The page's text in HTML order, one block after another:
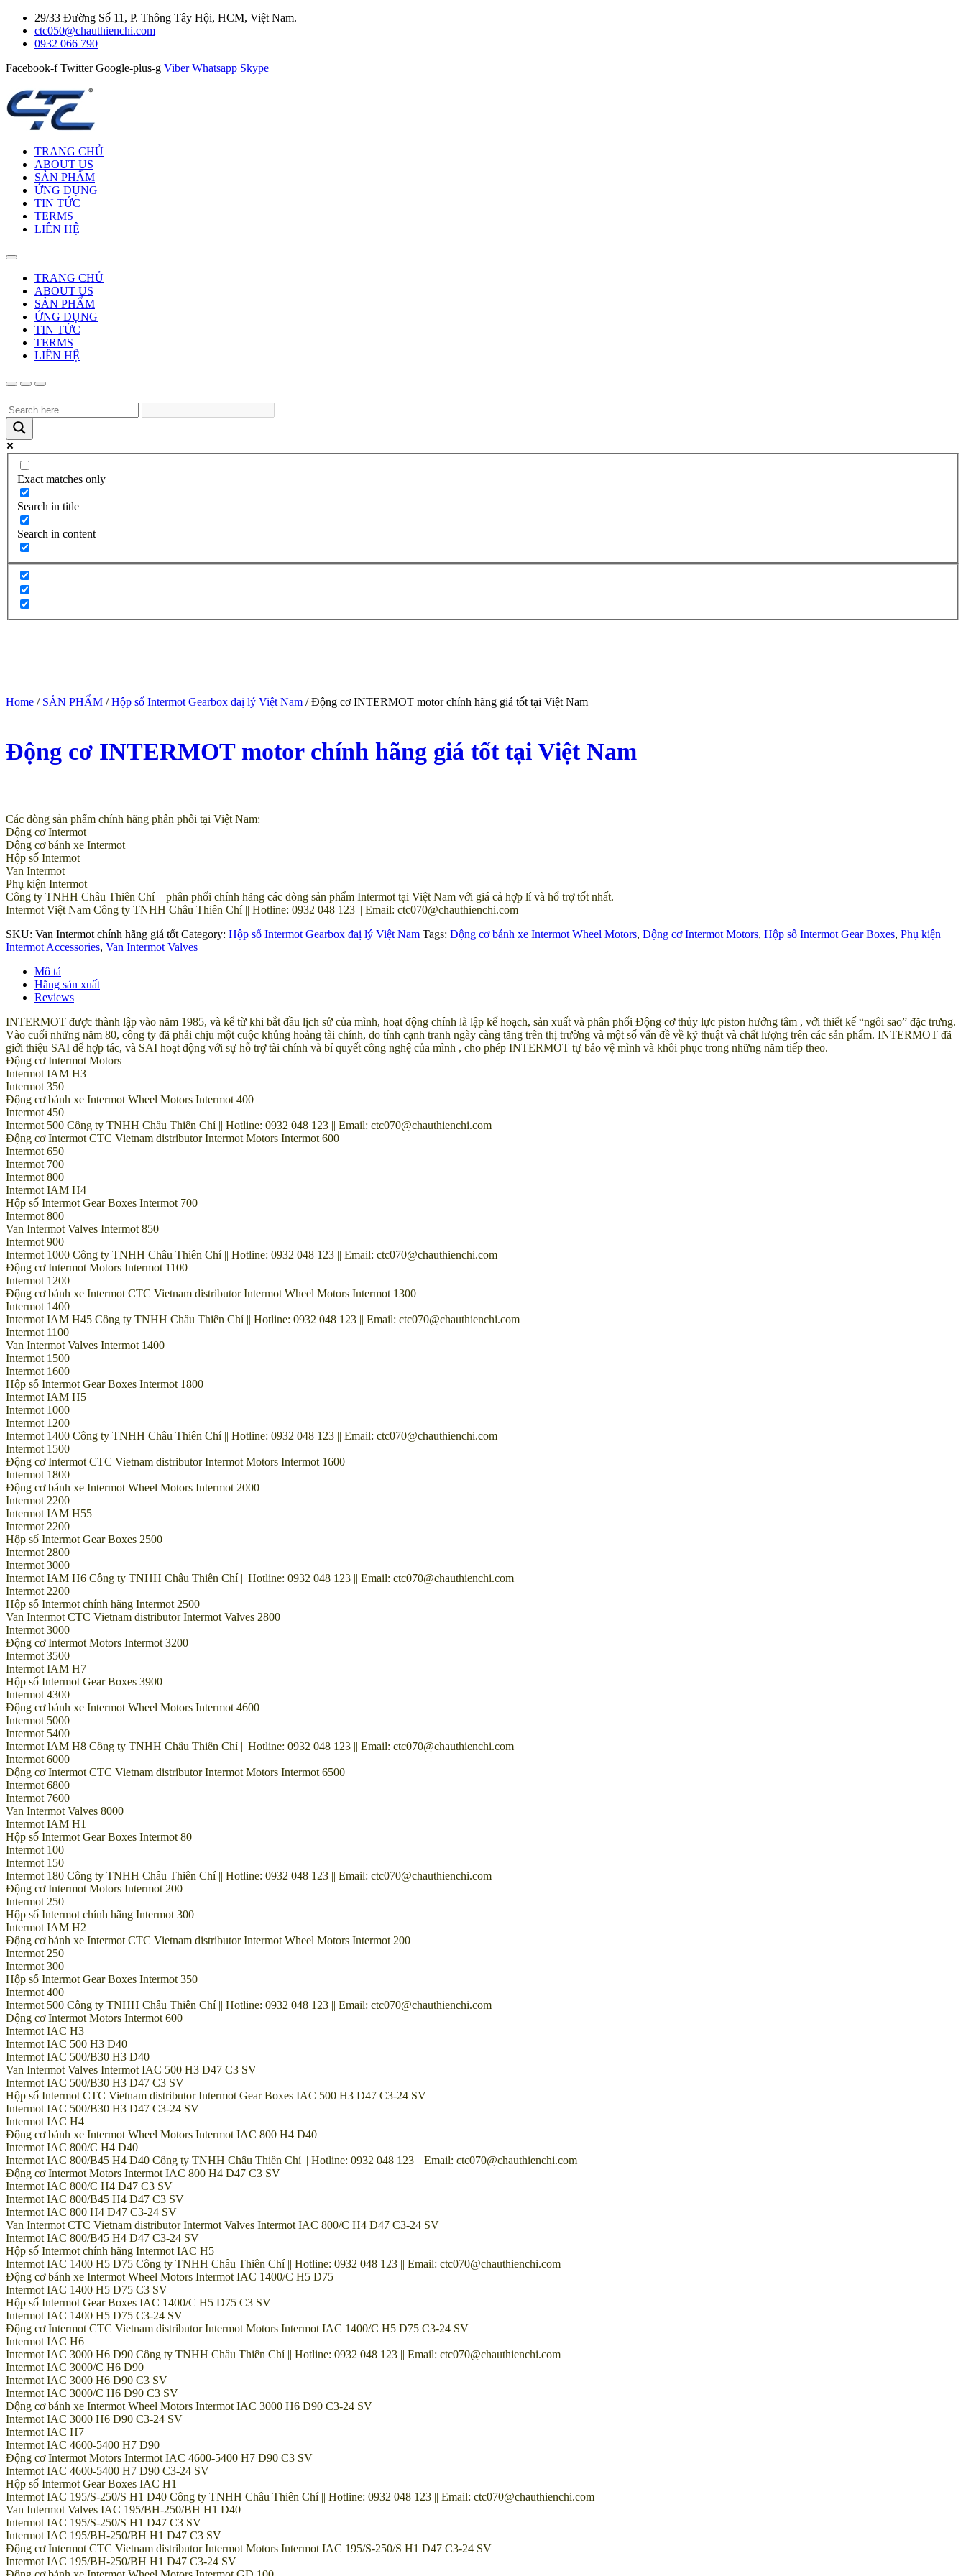
29/33 Đường Số 11, P. Thông Tây Hội, HCM, Việt Nam.
ctc050@chauthienchi.com
0932 066 790
Facebook-f Twitter Google-plus-g Viber Whatsapp Skype
TRANG CHỦ
ABOUT US
SẢN PHẨM
ỨNG DỤNG
TIN TỨC
TERMS
LIÊN HỆ
TRANG CHỦ
ABOUT US
SẢN PHẨM
ỨNG DỤNG
TIN TỨC
TERMS
LIÊN HỆ
Exact matches only
Search in title
Search in content
Home / SẢN PHẨM /Hộp số Intermot Gearbox đaị lý Việt Nam / Động cơ INTERMOT motor chính hãng giá tốt tại Việt Nam
Động cơ INTERMOT motor chính hãng giá tốt tại Việt Nam
Các dòng sản phẩm chính hãng phân phối tại Việt Nam:
Động cơ Intermot
Động cơ bánh xe Intermot
Hộp số Intermot
Van Intermot
Phụ kiện Intermot
Công ty TNHH Châu Thiên Chí – phân phối chính hãng các dòng sản phẩm Intermot tại Việt Nam với giá cả hợp lí và hổ trợ tốt nhất.
Intermot Việt Nam Công ty TNHH Châu Thiên Chí || Hotline: 0932 048 123 || Email: ctc070@chauthienchi.com
SKU: Van Intermot chính hãng giá tốt Category: Hộp số Intermot Gearbox đaị lý Việt Nam Tags: Động cơ bánh xe Intermot Wheel Motors, Động cơ Intermot Motors, Hộp số Intermot Gear Boxes, Phụ kiện
Intermot Accessories, Van Intermot Valves
Mô tả
Hãng sản xuất
Reviews
INTERMOT được thành lập vào năm 1985, và kể từ khi bắt đầu lịch sử của mình, hoạt động chính là lập kế hoạch, sản xuất và phân phối Động cơ thủy lực piston hướng tâm , với thiết kế “ngôi sao” đặc trưng.
Vào cuối những năm 80, công ty đã phải chịu một cuộc khủng hoảng tài chính, do tính cạnh tranh ngày càng tăng trên thị trường và một số vấn đề về kỹ thuật và chất lượng trên các sản phẩm. INTERMOT đã
giới thiệu SAI để hợp tác, và SAI hoạt động với sự hỗ trợ tài chính và bí quyết công nghệ của mình , cho phép INTERMOT tự bảo vệ mình và khôi phục trong những năm tiếp theo.
Động cơ Intermot Motors
Intermot IAM H3
Intermot 350
Động cơ bánh xe Intermot Wheel Motors Intermot 400
Intermot 450
Intermot 500 Công ty TNHH Châu Thiên Chí || Hotline: 0932 048 123 || Email: ctc070@chauthienchi.com
Động cơ Intermot CTC Vietnam distributor Intermot Motors Intermot 600
Intermot 650
Intermot 700
Intermot 800
Intermot IAM H4
Hộp số Intermot Gear Boxes Intermot 700
Intermot 800
Van Intermot Valves Intermot 850
Intermot 900
Intermot 1000 Công ty TNHH Châu Thiên Chí || Hotline: 0932 048 123 || Email: ctc070@chauthienchi.com
Động cơ Intermot Motors Intermot 1100
Intermot 1200
Động cơ bánh xe Intermot CTC Vietnam distributor Intermot Wheel Motors Intermot 1300
Intermot 1400
Intermot IAM H45 Công ty TNHH Châu Thiên Chí || Hotline: 0932 048 123 || Email: ctc070@chauthienchi.com
Intermot 1100
Van Intermot Valves Intermot 1400
Intermot 1500
Intermot 1600
Hộp số Intermot Gear Boxes Intermot 1800
Intermot IAM H5
Intermot 1000
Intermot 1200
Intermot 1400 Công ty TNHH Châu Thiên Chí || Hotline: 0932 048 123 || Email: ctc070@chauthienchi.com
Intermot 1500
Động cơ Intermot CTC Vietnam distributor Intermot Motors Intermot 1600
Intermot 1800
Động cơ bánh xe Intermot Wheel Motors Intermot 2000
Intermot 2200
Intermot IAM H55
Intermot 2200
Hộp số Intermot Gear Boxes 2500
Intermot 2800
Intermot 3000
Intermot IAM H6 Công ty TNHH Châu Thiên Chí || Hotline: 0932 048 123 || Email: ctc070@chauthienchi.com
Intermot 2200
Hộp số Intermot chính hãng Intermot 2500
Van Intermot CTC Vietnam distributor Intermot Valves 2800
Intermot 3000
Động cơ Intermot Motors Intermot 3200
Intermot 3500
Intermot IAM H7
Hộp số Intermot Gear Boxes 3900
Intermot 4300
Động cơ bánh xe Intermot Wheel Motors Intermot 4600
Intermot 5000
Intermot 5400
Intermot IAM H8 Công ty TNHH Châu Thiên Chí || Hotline: 0932 048 123 || Email: ctc070@chauthienchi.com
Intermot 6000
Động cơ Intermot CTC Vietnam distributor Intermot Motors Intermot 6500
Intermot 6800
Intermot 7600
Van Intermot Valves 8000
Intermot IAM H1
Hộp số Intermot Gear Boxes Intermot 80
Intermot 100
Intermot 150
Intermot 180 Công ty TNHH Châu Thiên Chí || Hotline: 0932 048 123 || Email: ctc070@chauthienchi.com
Động cơ Intermot Motors Intermot 200
Intermot 250
Hộp số Intermot chính hãng Intermot 300
Intermot IAM H2
Động cơ bánh xe Intermot CTC Vietnam distributor Intermot Wheel Motors Intermot 200
Intermot 250
Intermot 300
Hộp số Intermot Gear Boxes Intermot 350
Intermot 400
Intermot 500 Công ty TNHH Châu Thiên Chí || Hotline: 0932 048 123 || Email: ctc070@chauthienchi.com
Động cơ Intermot Motors Intermot 600
Intermot IAC H3
Intermot IAC 500 H3 D40
Intermot IAC 500/B30 H3 D40
Van Intermot Valves Intermot IAC 500 H3 D47 C3 SV
Intermot IAC 500/B30 H3 D47 C3 SV
Hộp số Intermot CTC Vietnam distributor Intermot Gear Boxes IAC 500 H3 D47 C3-24 SV
Intermot IAC 500/B30 H3 D47 C3-24 SV
Intermot IAC H4
Động cơ bánh xe Intermot Wheel Motors Intermot IAC 800 H4 D40
Intermot IAC 800/C H4 D40
Intermot IAC 800/B45 H4 D40 Công ty TNHH Châu Thiên Chí || Hotline: 0932 048 123 || Email: ctc070@chauthienchi.com
Động cơ Intermot Motors Intermot IAC 800 H4 D47 C3 SV
Intermot IAC 800/C H4 D47 C3 SV
Intermot IAC 800/B45 H4 D47 C3 SV
Intermot IAC 800 H4 D47 C3-24 SV
Van Intermot CTC Vietnam distributor Intermot Valves Intermot IAC 800/C H4 D47 C3-24 SV
Intermot IAC 800/B45 H4 D47 C3-24 SV
Hộp số Intermot chính hãng Intermot IAC H5
Intermot IAC 1400 H5 D75 Công ty TNHH Châu Thiên Chí || Hotline: 0932 048 123 || Email: ctc070@chauthienchi.com
Động cơ bánh xe Intermot Wheel Motors Intermot IAC 1400/C H5 D75
Intermot IAC 1400 H5 D75 C3 SV
Hộp số Intermot Gear Boxes IAC 1400/C H5 D75 C3 SV
Intermot IAC 1400 H5 D75 C3-24 SV
Động cơ Intermot CTC Vietnam distributor Intermot Motors Intermot IAC 1400/C H5 D75 C3-24 SV
Intermot IAC H6
Intermot IAC 3000 H6 D90 Công ty TNHH Châu Thiên Chí || Hotline: 0932 048 123 || Email: ctc070@chauthienchi.com
Intermot IAC 3000/C H6 D90
Intermot IAC 3000 H6 D90 C3 SV
Intermot IAC 3000/C H6 D90 C3 SV
Động cơ bánh xe Intermot Wheel Motors Intermot IAC 3000 H6 D90 C3-24 SV
Intermot IAC 3000 H6 D90 C3-24 SV
Intermot IAC H7
Intermot IAC 4600-5400 H7 D90
Động cơ Intermot Motors Intermot IAC 4600-5400 H7 D90 C3 SV
Intermot IAC 4600-5400 H7 D90 C3-24 SV
Hộp số Intermot Gear Boxes IAC H1
Intermot IAC 195/S-250/S H1 D40 Công ty TNHH Châu Thiên Chí || Hotline: 0932 048 123 || Email: ctc070@chauthienchi.com
Van Intermot Valves IAC 195/BH-250/BH H1 D40
Intermot IAC 195/S-250/S H1 D47 C3 SV
Intermot IAC 195/BH-250/BH H1 D47 C3 SV
Động cơ Intermot CTC Vietnam distributor Intermot Motors Intermot IAC 195/S-250/S H1 D47 C3-24 SV
Intermot IAC 195/BH-250/BH H1 D47 C3-24 SV